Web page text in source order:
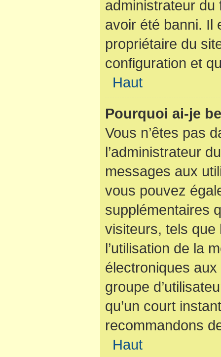
administrateur
avoir été banni. Il
propriétaire du
configuration et
Haut
Pourquoi ai-je
Vous n’êtes pas
l’administrateur
messages aux
vous pouvez
supplémentaires
visiteurs, tels que
l’utilisation de la
électroniques aux
groupe
qu’un court
recommandons
Haut